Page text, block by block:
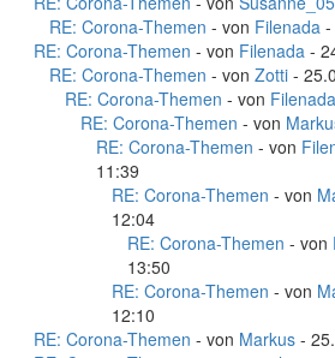
RE: Corona-Themen - von Filenada -
RE: Corona-Themen - von Filenada -
RE: Corona-Themen - von Zotti -
RE: Corona-Themen - von Filenada
RE: Corona-Themen - von
RE: Corona-Themen - von
11:39
RE: Corona-Themen - von
12:04
RE: Corona-Themen - von
13:50
RE: Corona-Themen - von
12:10
RE: Corona-Themen - von Markus -